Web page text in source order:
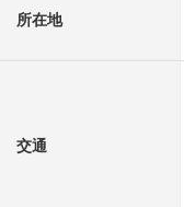
所在地
交通